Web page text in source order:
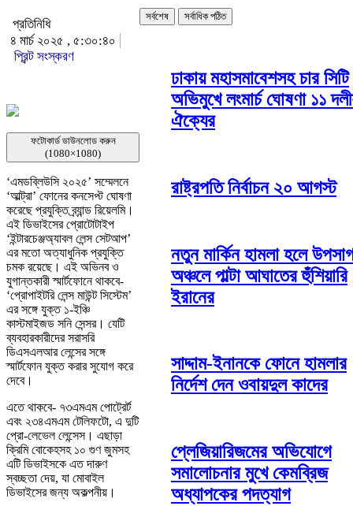
প্রতিনিধি
৪ মার্চ ২০২৫ , ৫:৩০:৪০
প্রিন্ট সংস্করণ
ফটোকার্ড ডাউনলোড করুন
(1080×1080)
‘এমডব্লিউসি ২০২৫’ সম্মেলনে
‘আল্ট্রা’ ফোনের কনসেপ্ট ঘোষণা
করেছে প্রযুক্তি ব্র্যান্ড রিয়েলমি।
এই ডিভাইসের প্রোটোটাইপ
‘ইন্টারচেঞ্জঅ্যাবল লেন্স সেটআপ’
এর মতো অত্যাধুনিক প্রযুক্তি
চমক রয়েছে। এই অভিনব ও
যুগান্তকারী স্মার্টফোনে থাকবে-
‘প্রোপাইটরি লেন্স মাউন্ট সিস্টেম’
এর সঙ্গে যুক্ত ১-ইঞ্চি
কাস্টমাইজড সনি সেন্সর। যেটি
ব্যবহারকারীদের সরাসরি
ডিএসএলআর লেন্সের সঙ্গে
স্মার্টফোন যুক্ত করার সুযোগ করে
দেবে।
এতে থাকবে- ৭৩এমএম পোট্রের্ট
এবং ২৩৪এমএম টেলিফটো, এ দুটি
প্রো-লেভেল লেন্সেস। এছাড়া
ক্রিমি বোকেহসহ ১০ গুণ জুমসহ
এটি ডিভাইসকে এত দারুণ
স্বচ্ছতা দেয়, যা মোবাইল
ডিভাইসের জন্য অকল্পনীয়।
সর্বশেষ সর্বাধিক পঠিত
ঢাকায় মহাসমাবেশসহ চার সিটি
অভিমুখে লংমার্চ ঘোষণা ১১
ঐক্যের
রাষ্ট্রপতি নির্বাচন ২০ আগস্ট
নতুন মার্কিন হামলা হলে
অঞ্চলে পাল্টা আঘাতের হুঁশিয়ারি
ইরানের
সাদ্দাম-ইনানকে ফোনে হামলার
নির্দেশ দেন ওবায়দুল কাদের
প্লেজিয়ারিজমের অভিযোগে
সমালোচনার মুখে কেমব্রিজ
অধ্যাপকের পদত্যাগ